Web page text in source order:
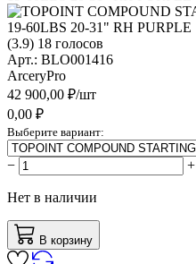
(3.9) 18 голосов
Арт.: BLO001416
ArceryPro
42 900,00 ₽/шт
0,00 ₽
Выберите вариант:
− +
Нет в наличии
В корзину